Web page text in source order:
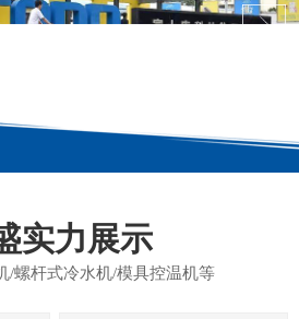
实力展示
/螺杆式冷水机/模具控温机等